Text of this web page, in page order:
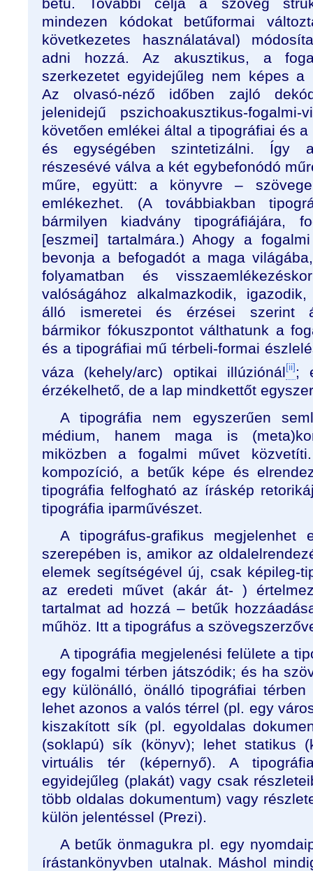
mindezen kódokat betűformai
következetes használatával)
adni hozzá. Az akusztikus, a
szerkezetet egyidejűleg nem képes a
Az olvasó-néző időben zajló
jelenidejű pszichoakusztikus-
követően emlékei által a tipográfiai és
és egységében szintetizálni. Így
részesévé válva a két egybefonódó
műre, együtt: a könyvre –
emlékezhet. (A továbbiakban
bármilyen kiadvány tipográfiájára,
[eszmei] tartalmára.) Ahogy a
bevonja a befogadót a maga
folyamatban és
valóságához alkalmazkodik,
álló ismeretei és érzései szerint
bármikor fókuszpontot válthatunk a
és a tipográfiai mű térbeli-formai
váza (kehely/arc) optikai illúziónál[ii];
érzékelhető, de a lap mindkettőt
A tipográfia nem egyszerűen
médium, hanem maga is
miközben a fogalmi művet
kompozíció, a betűk képe és
tipográfia felfogható az íráskép
tipográfia iparművészet.
A tipográfus-grafikus megjelenhet
szerepében is, amikor az
elemek segítségével új, csak képileg-
az eredeti művet (akár át- )
tartalmat ad hozzá – betűk
műhöz. Itt a tipográfus a
A tipográfia megjelenési felülete a
egy fogalmi térben játszódik; és ha
egy különálló, önálló tipográfiai
lehet azonos a valós térrel (pl. egy
kiszakított sík (pl. egyoldalas
(soklapú) sík (könyv); lehet statikus
virtuális tér (képernyő). A
egyidejűleg (plakát) vagy csak
több oldalas dokumentum) vagy
külön jelentéssel (Prezi).
A betűk önmagukra pl. egy
írástankönyvben utalnak. Máshol